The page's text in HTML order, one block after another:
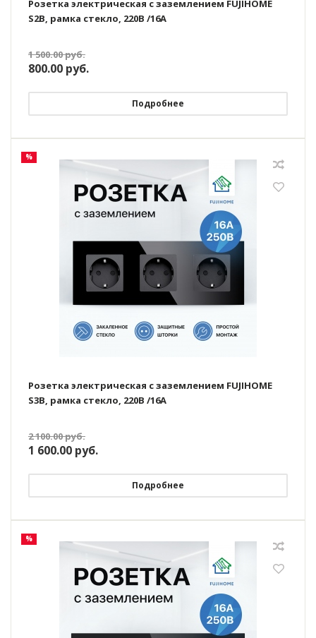
Розетка электрическая с заземлением FUJIHOME
S2B, рамка стекло, 220В /16А
1 500.00руб.
800.00 руб.
Подробнее
%
Розетка электрическая с заземлением FUJIHOME
S3B, рамка стекло, 220В /16А
2 100.00руб.
1 600.00 руб.
Подробнее
%